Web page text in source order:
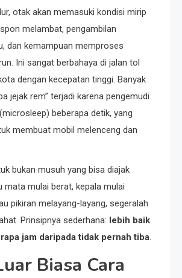
otak akan memasuki kondisi mirip
melambat, pengambilan
dan kemampuan memproses
Ini sangat berbahaya di jalan tol
dengan kecepatan tinggi. Banyak
jejak rem” terjadi karena pengemudi
beberapa detik, yang
membuat mobil melenceng dan
bukan musuh yang bisa diajak
mata mulai berat, kepala mulai
pikiran melayang-layang, segeralah
Prinsipnya sederhana: lebih baik
jam daripada tidak pernah tiba.
Biasa Cara